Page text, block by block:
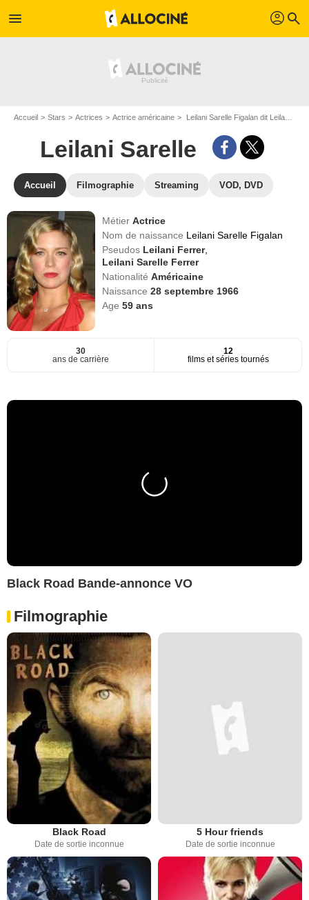
menu profil search
Accueil Stars Actrices Actrice américaine Leilani Sarelle Figalan dit Leilani Sarelle
Leilani Sarelle
Accueil Filmographie Streaming VOD, DVD
MétierActrice
Nom de naissance Leilani Sarelle Figalan
Pseudos Leilani Ferrer,
Leilani Sarelle Ferrer
NationalitéAméricaine
Naissance28 septembre 1966
Age59 ans
30
ans de carrière
12
films et séries tournés
Black Road Bande-annonce VO
Filmographie
Black Road
Date de sortie inconnue
5 Hour friends
Date de sortie inconnue